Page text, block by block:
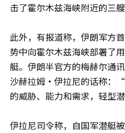
击了霍尔木兹海峡附近的三艘
此外，有报道称，伊朗军方
势中向霍尔木兹海峡部署了
艇。伊朗半官方的梅赫尔通
沙赫拉姆·伊拉尼的话称：
的威胁、能力和需求，轻型
伊拉尼司令称，自国军潜艇